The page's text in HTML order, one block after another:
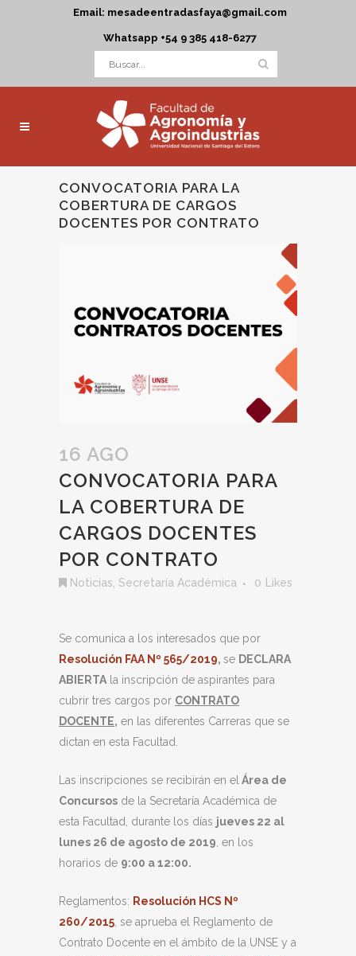
Email: mesadeentradasfaya@gmail.com
Whatsapp +54 9 385 418-6277
CONVOCATORIA PARA LA
COBERTURA DE CARGOS
DOCENTES POR CONTRATO
16 AGO
CONVOCATORIA PARA
LA COBERTURA DE
CARGOS DOCENTES
POR CONTRATO
Noticias Secretaría Académica 0 Likes
Se comunica a los interesados que por
Resolución FAA Nº 565/2019, se DECLARA
ABIERTA la inscripción de aspirantes para
cubrir tres cargos por CONTRATO
DOCENTE, en las diferentes Carreras que se
dictan en esta Facultad.
Las inscripciones se recibirán en el Área de
Concursos de la Secretaría Académica de
esta Facultad, durante los días jueves 22 al
lunes 26 de agosto de 2019 , en los
horarios de 9:00 a 12:00.
Reglamentos: Resolución HCS Nº
260/2015 , se aprueba el Reglamento de
Contrato Docente en el ámbito de la UNSE y a